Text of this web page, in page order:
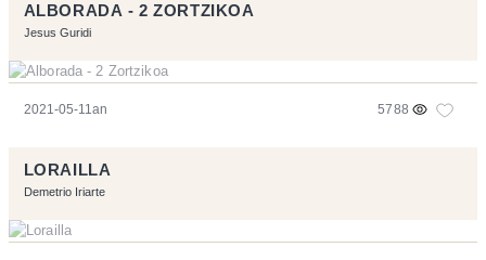
ALBORADA - 2 ZORTZIKOA
Jesus Guridi
2021-05-11an 5788
LORAILLA
Demetrio Iriarte